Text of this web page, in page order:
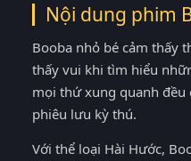
Nội dung phim
Booba nhỏ bé cảm thấy
thấy vui khi tìm hiểu
mọi thứ xung quanh đều
phiêu lưu kỳ thú.
Với thể loại Hài Hước,